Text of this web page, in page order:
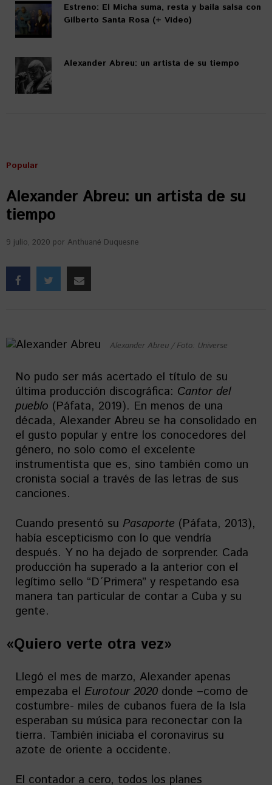
Estreno: El Micha suma, resta y baila salsa con
Gilberto Santa Rosa (+ Video)
Alexander Abreu: un artista de su tiempo
Popular
Alexander Abreu: un artista de su
tiempo
9 julio, 2020 por Anthuané Duquesne
Alexander Abreu / Foto: Universe
No pudo ser más acertado el título de su
última producción discográfica: Cantor del
pueblo (Páfata, 2019). En menos de una
década, Alexander Abreu se ha consolidado en
el gusto popular y entre los conocedores del
género, no solo como el excelente
instrumentista que es, sino también como un
cronista social a través de las letras de sus
canciones.
Cuando presentó su Pasaporte (Páfata, 2013),
había escepticismo con lo que vendría
después. Y no ha dejado de sorprender. Cada
producción ha superado a la anterior con el
legítimo sello “D´Primera” y respetando esa
manera tan particular de contar a Cuba y su
gente.
«Quiero verte otra vez»
Llegó el mes de marzo, Alexander apenas
empezaba el Eurotour 2020 donde –como de
costumbre- miles de cubanos fuera de la Isla
esperaban su música para reconectar con la
tierra. También iniciaba el coronavirus su
azote de oriente a occidente.
El contador a cero, todos los planes